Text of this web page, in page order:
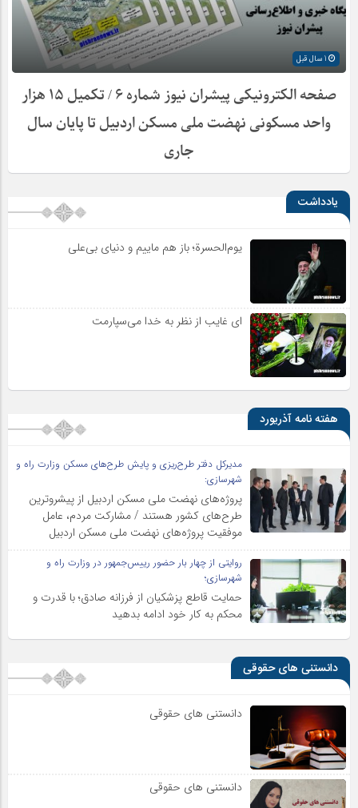
صفحه الکترونیکی پیشران نیوز شماره ۶ / تکمیل ۱۵ هزار
واحد مسکونی نهضت ملی مسکن اردبیل تا پایان سال
جاری
یادداشت
یوم‌الحسرة؛ باز هم ماییم و دنیای بی‌علی
ای غایب از نظر به خدا می‌سپارمت
هفته نامه آذریورد
مدیرکل دفتر طرح‌ریزی و پایش طرح‌های مسکن وزارت راه و
شهرسازی:
پروژه‌های نهضت ملی مسکن اردبیل از پیشروترین
طرح‌های کشور هستند / مشارکت مردم، عامل
موفقیت پروژه‌های نهضت ملی مسکن اردبیل
روایتی از چهار بار حضور رییس‌جمهور در وزارت راه و
شهرسازی؛
حمایت قاطع پزشکیان از فرزانه صادق؛ با قدرت و
محکم به کار خود ادامه بدهید
دانستنی های حقوقی
دانستنی های حقوقی
دانستنی های حقوقی